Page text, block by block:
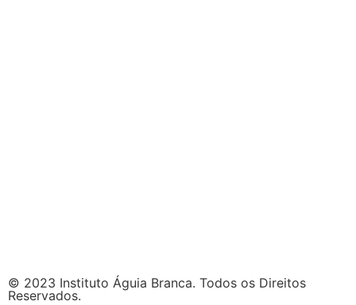
© 2023 Instituto Águia Branca. Todos os Direitos
Reservados.